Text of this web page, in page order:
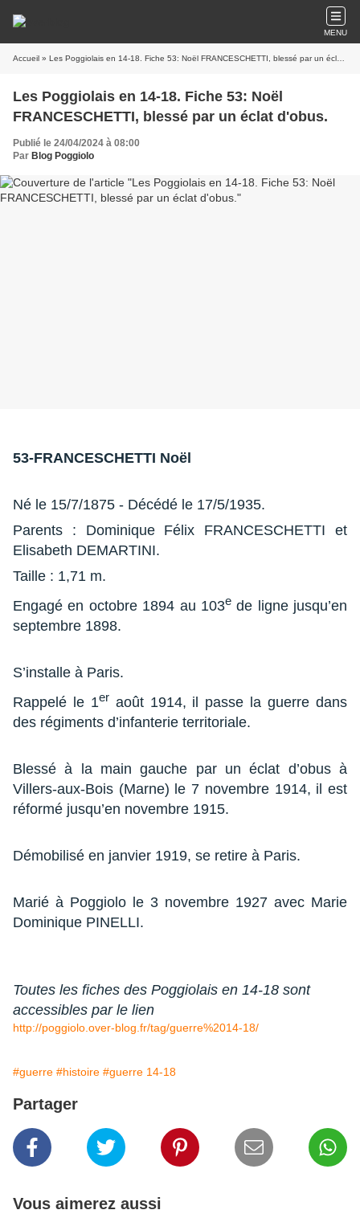
MENU
Accueil » Les Poggiolais en 14-18. Fiche 53: Noël FRANCESCHETTI, blessé par un éclat d'obus.
Les Poggiolais en 14-18. Fiche 53: Noël
FRANCESCHETTI, blessé par un éclat d'obus.
Publié le 24/04/2024 à 08:00
Par Blog Poggiolo
53-FRANCESCHETTI Noël
Né le 15/7/1875 - Décédé le 17/5/1935.
Parents : Dominique Félix FRANCESCHETTI et
Elisabeth DEMARTINI.
Taille : 1,71 m.
Engagé en octobre 1894 au 103ede ligne jusqu’en
septembre 1898.
S’installe à Paris.
Rappelé le 1er août 1914, il passe la guerre dans
des régiments d’infanterie territoriale.
Blessé à la main gauche par un éclat d’obus à
Villers-aux-Bois (Marne) le 7 novembre 1914, il est
réformé jusqu’en novembre 1915.
Démobilisé en janvier 1919, se retire à Paris.
Marié à Poggiolo le 3 novembre 1927 avec Marie
Dominique PINELLI.
Toutes les fiches des Poggiolais en 14-18 sont
accessibles par le lien
http://poggiolo.over-blog.fr/tag/guerre%2014-18/
#guerre #histoire #guerre 14-18
Partager
Vous aimerez aussi